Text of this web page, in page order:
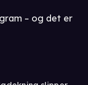
– og det er